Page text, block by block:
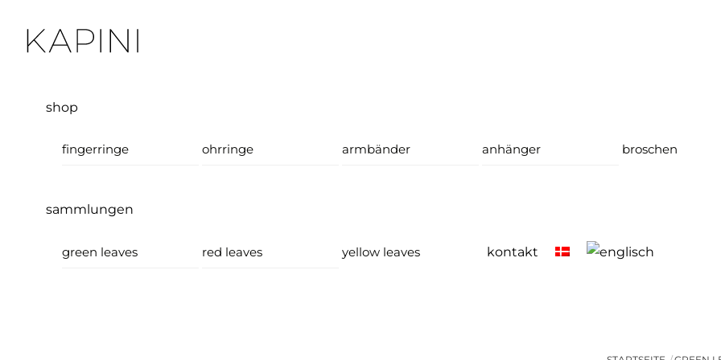
content
shop
fingerringe ohrringe armbänder anhänger broschen
sammlungen
green leaves red leaves yellow leaves kontakt